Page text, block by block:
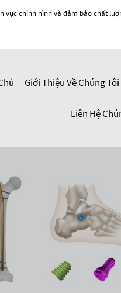
vực chỉnh hình và đảm bảo chất
Giới Thiệu Về Chúng Tôi
Liên Hệ